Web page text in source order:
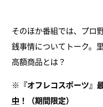
そのほか番組では、プロ
銭事情についてトーク。
高額商品とは？
※ 『オフレコスポーツ』
中 ！（期間限定）